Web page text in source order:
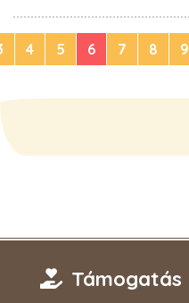
4 5 6 7 8 9
Támogatás